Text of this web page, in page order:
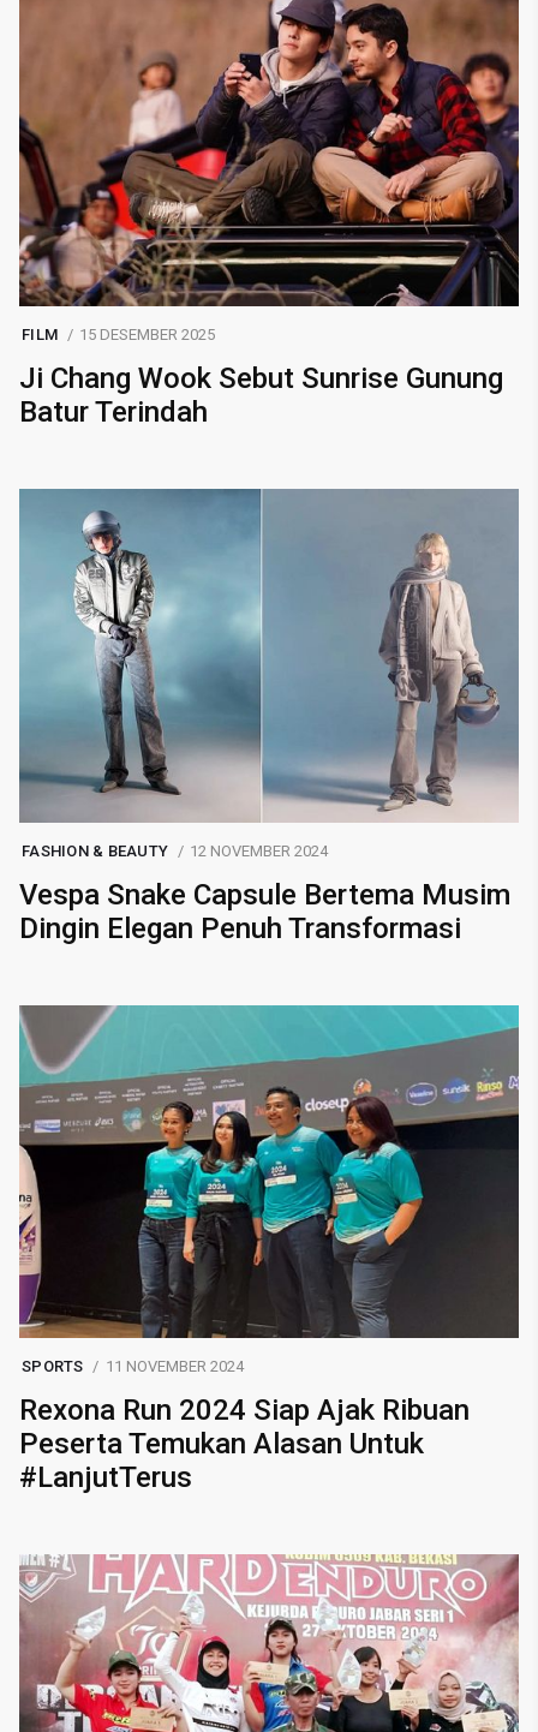
FILM 15 DESEMBER 2025
Ji Chang Wook Sebut Sunrise Gunung
Batur Terindah
FASHION & BEAUTY 12 NOVEMBER 2024
Vespa Snake Capsule Bertema Musim
Dingin Elegan Penuh Transformasi
SPORTS 11 NOVEMBER 2024
Rexona Run 2024 Siap Ajak Ribuan
Peserta Temukan Alasan Untuk
#LanjutTerus